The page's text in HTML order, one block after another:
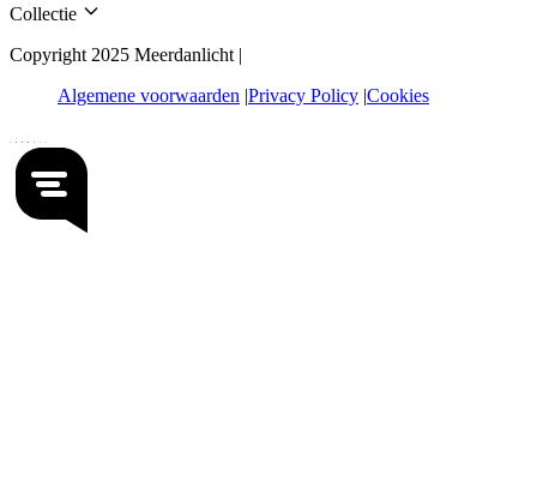
Collectie
Copyright 2025 Meerdanlicht |
Algemene voorwaarden Privacy Policy Cookies